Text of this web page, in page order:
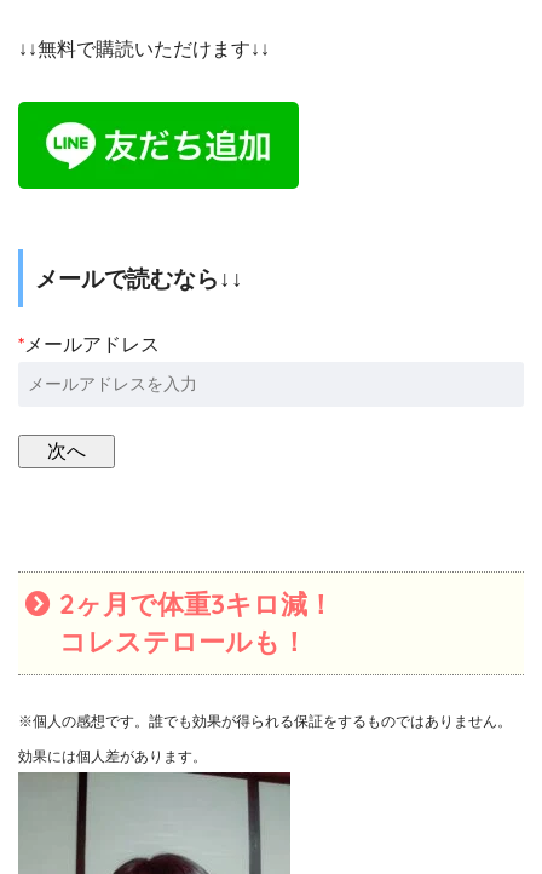
↓↓無料で購読いただけます↓↓
メールで読むなら↓↓
*メールアドレス
2ヶ月で体重3キロ減！
コレステロールも！
※個人の感想です。誰でも効果が得られる保証をするものではありません。
効果には個人差があります。